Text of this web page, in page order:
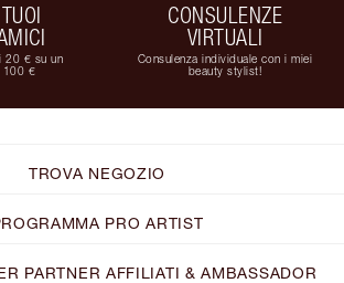
20 € su un
100 €
CONSULENZE
VIRTUALI
Consulenza individuale con i miei
beauty stylist!
TROVA NEGOZIO
PRO ARTIST
PARTNER AFFILIATI & AMBASSADOR